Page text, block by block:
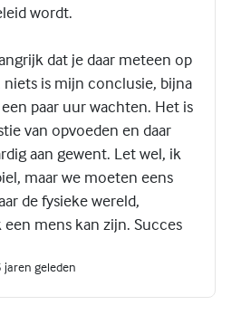
wordt.
dat je daar meteen op
is mijn conclusie, bijna
paar uur wachten. Het is
van opvoeden en daar
aan gewent. Let wel, ik
maar we moeten eens
de fysieke wereld,
mens kan zijn. Succes
jaren geleden